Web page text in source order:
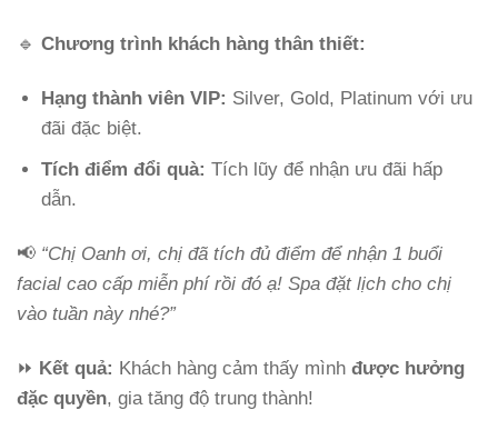
🔹 Chương trình khách hàng thân thiết:
Hạng thành viên VIP: Silver, Gold, Platinum với ưu
đãi đặc biệt.
Tích điểm đổi quà: Tích lũy để nhận ưu đãi hấp
dẫn.
📢 “Chị Oanh ơi, chị đã tích đủ điểm để nhận 1 buổi
facial cao cấp miễn phí rồi đó ạ! Spa đặt lịch cho chị
vào tuần này nhé?”
⏩ Kết quả: Khách hàng cảm thấy mình được hưởng
đặc quyền, gia tăng độ trung thành!